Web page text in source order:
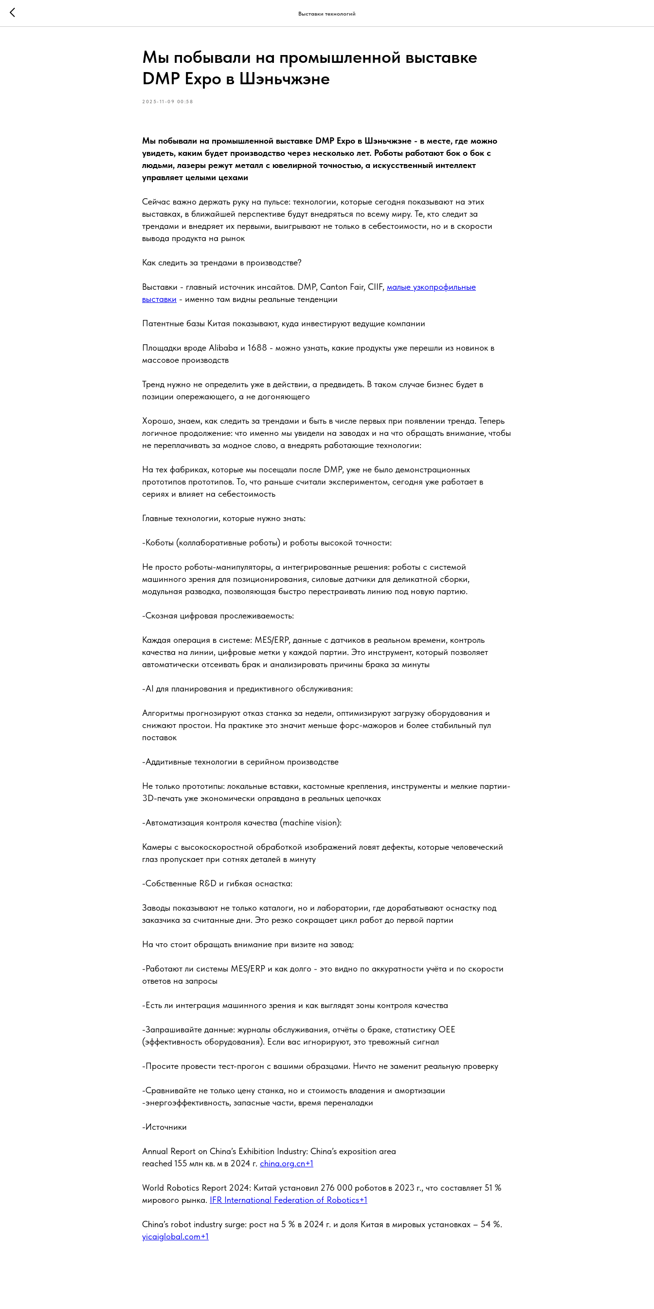
Выставки технологий
Мы побывали на промышленной выставке
DMP Expo в Шэньчжэне
2025-11-09 00:58
Мы побывали на промышленной выставке DMP Expo в Шэньчжэне - в месте, где можно
увидеть, каким будет производство через несколько лет. Роботы работают бок о бок с
людьми, лазеры режут металл с ювелирной точностью, а искусственный интеллект
управляет целыми цехами
Сейчас важно держать руку на пульсе: технологии, которые сегодня показывают на этих
выставках, в ближайшей перспективе будут внедряться по всему миру. Те, кто следит за
трендами и внедряет их первыми, выигрывают не только в себестоимости, но и в скорости
вывода продукта на рынок
Как следить за трендами в производстве?
Выставки - главный источник инсайтов. DMP, Canton Fair, CIIF, малые узкопрофильные
выставки - именно там видны реальные тенденции
Патентные базы Китая показывают, куда инвестируют ведущие компании
Площадки вроде Alibaba и 1688 - можно узнать, какие продукты уже перешли из новинок в
массовое производств
Тренд нужно не определить уже в действии, а предвидеть. В таком случае бизнес будет в
позиции опережающего, а не догоняющего
Хорошо, знаем, как следить за трендами и быть в числе первых при появлении тренда. Теперь
логичное продолжение: что именно мы увидели на заводах и на что обращать внимание, чтобы
не переплачивать за модное слово, а внедрять работающие технологии:
На тех фабриках, которые мы посещали после DMP, уже не было демонстрационных
прототипов прототипов. То, что раньше считали экспериментом, сегодня уже работает в
сериях и влияет на себестоимость
Главные технологии, которые нужно знать:
-Коботы (коллаборативные роботы) и роботы высокой точности:
Не просто роботы-манипуляторы, а интегрированные решения: роботы с системой
машинного зрения для позиционирования, силовые датчики для деликатной сборки,
модульная разводка, позволяющая быстро перестраивать линию под новую партию.
-Скозная цифровая прослеживаемость:
Каждая операция в системе: MES/ERP, данные с датчиков в реальном времени, контроль
качества на линии, цифровые метки у каждой партии. Это инструмент, который позволяет
автоматически отсеивать брак и анализировать причины брака за минуты
-AI для планирования и предиктивного обслуживания:
Алгоритмы прогнозируют отказ станка за недели, оптимизируют загрузку оборудования и
снижают простои. На практике это значит меньше форс-мажоров и более стабильный пул
поставок
-Аддитивные технологии в серийном производстве
Не только прототипы: локальные вставки, кастомные крепления, инструменты и мелкие партии-
3D-печать уже экономически оправдана в реальных цепочках
-Автоматизация контроля качества (machine vision):
Камеры с высокоскоростной обработкой изображений ловят дефекты, которые человеческий
глаз пропускает при сотнях деталей в минуту
-Собственные R&D и гибкая оснастка:
Заводы показывают не только каталоги, но и лаборатории, где дорабатывают оснастку под
заказчика за считанные дни. Это резко сокращает цикл работ до первой партии
На что стоит обращать внимание при визите на завод:
-Работают ли системы MES/ERP и как долго - это видно по аккуратности учёта и по скорости
ответов на запросы
-Есть ли интеграция машинного зрения и как выглядят зоны контроля качества
-Запрашивайте данные: журналы обслуживания, отчёты о браке, статистику OEE
(эффективность оборудования). Если вас игнорируют, это тревожный сигнал
-Просите провести тест-прогон с вашими образцами. Ничто не заменит реальную проверку
-Сравнивайте не только цену станка, но и стоимость владения и амортизации
-энергоэффективность, запасные части, время переналадки
-Источники
Annual Report on China’s Exhibition Industry: China’s exposition area
reached 155 млн кв. м в 2024 г. china.org.cn+1
World Robotics Report 2024: Китай установил 276 000 роботов в 2023 г., что составляет 51 %
мирового рынка. IFR International Federation of Robotics+1
China’s robot industry surge: рост на 5 % в 2024 г. и доля Китая в мировых установках – 54 %.
yicaiglobal.com+1